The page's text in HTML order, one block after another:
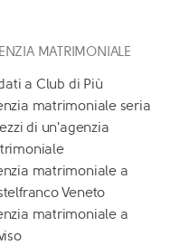
MATRIMONIALE
a Club di Più
matrimoniale seria
di un'agenzia
matrimoniale a
Veneto
matrimoniale a